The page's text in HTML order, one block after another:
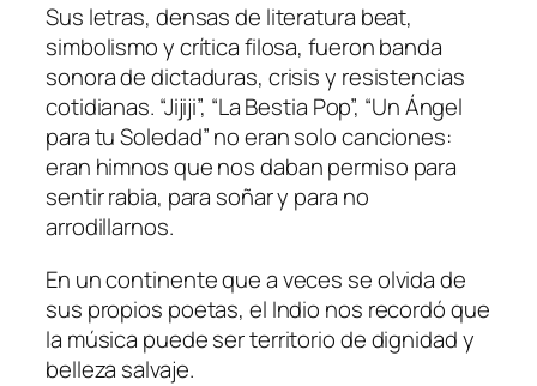
Sus letras, densas de literatura beat,
simbolismo y crítica filosa, fueron banda
sonora de dictaduras, crisis y resistencias
cotidianas. “Jijiji”, “La Bestia Pop”, “Un Ángel
para tu Soledad” no eran solo canciones:
eran himnos que nos daban permiso para
sentir rabia, para soñar y para no
arrodillarnos.
En un continente que a veces se olvida de
sus propios poetas, el Indio nos recordó que
la música puede ser territorio de dignidad y
belleza salvaje.